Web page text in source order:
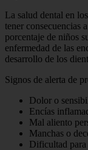
La salud dental en
tener consecuencias
porcentaje de niños
enfermedad de las
desarrollo de los
Signos de alerta de
Dolor o
Encías
Mal aliento
Manchas o
Dificultad para